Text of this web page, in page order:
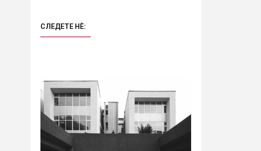
СЛЕДЕТЕ НÈ: